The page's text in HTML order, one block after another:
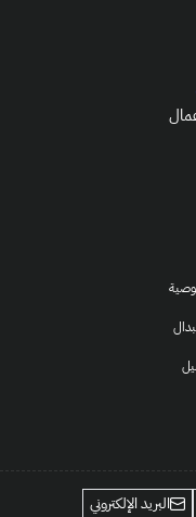
البريد الإلكتروني